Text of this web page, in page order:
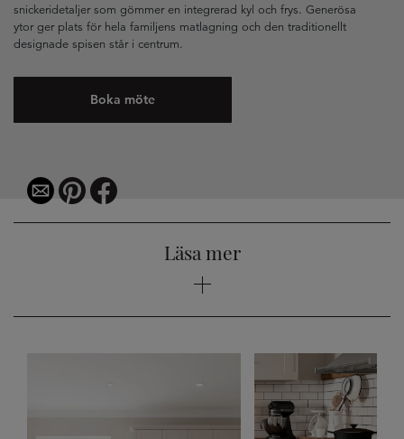
snickeridetaljer som gömmer en integrerad kyl och frys. Generösa
ytor ger plats för hela familjens matlagning och den traditionellt
designade spisen står i centrum.
Boka möte
Läsa mer